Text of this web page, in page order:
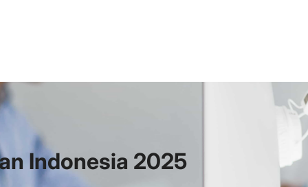
Indonesia 2025